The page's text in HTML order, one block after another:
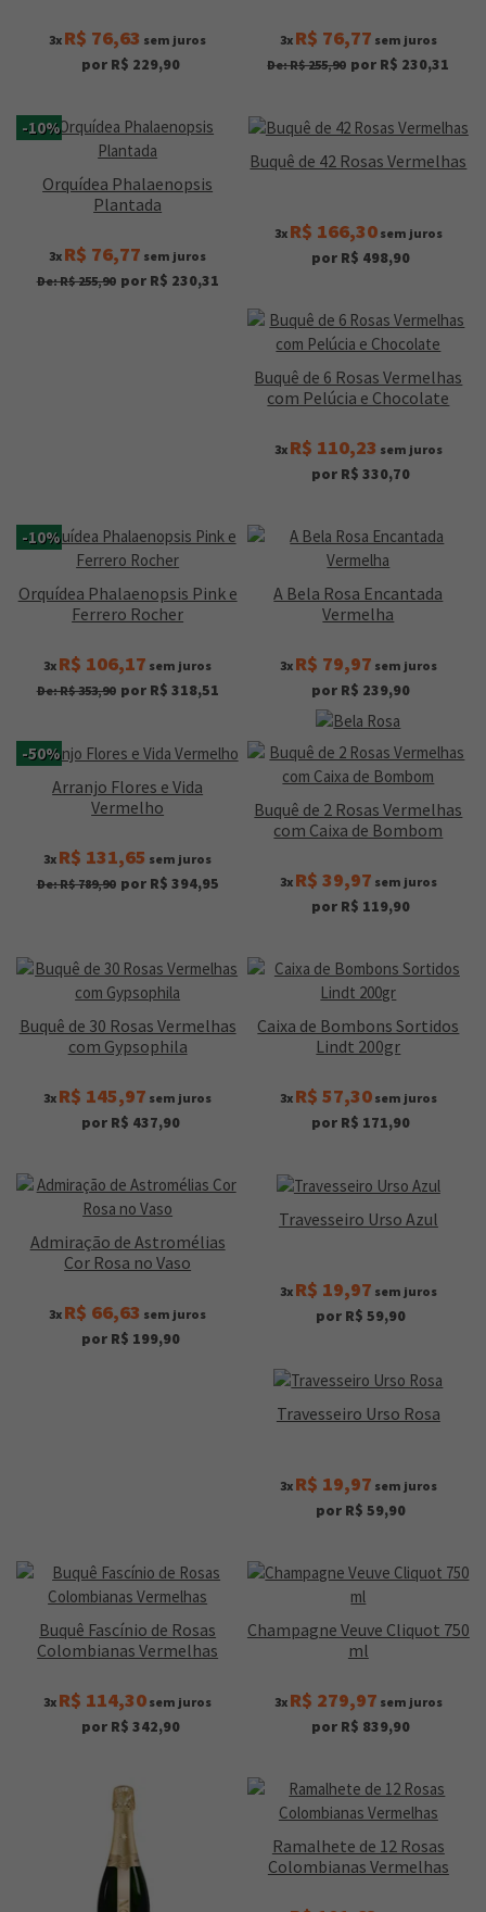
3x R$ 76,63 sem juros
por R$ 229,90
3x R$ 76,77 sem juros
De: R$ 255,90 por R$ 230,31
-10%
Orquídea Phalaenopsis
Plantada
3x R$ 76,77 sem juros
De: R$ 255,90 por R$ 230,31
Buquê de 42 Rosas Vermelhas
3x R$ 166,30sem juros
por R$ 498,90
Buquê de 6 Rosas Vermelhas
com Pelúcia e Chocolate
3x R$ 110,23 sem juros
por R$ 330,70
-10%
Orquídea Phalaenopsis Pink e
Ferrero Rocher
3x R$ 106,17 sem juros
De: R$ 353,90 por R$ 318,51
A Bela Rosa Encantada
Vermelha
3x R$ 79,97 sem juros
por R$ 239,90
-50%
Arranjo Flores e Vida
Vermelho
3x R$ 131,65 sem juros
De: R$ 789,90 por R$ 394,95
Buquê de 2 Rosas Vermelhas
com Caixa de Bombom
3x R$ 39,97 sem juros
por R$ 119,90
Buquê de 30 Rosas Vermelhas
com Gypsophila
3x R$ 145,97 sem juros
por R$ 437,90
Caixa de Bombons Sortidos
Lindt 200gr
3x R$ 57,30sem juros
por R$ 171,90
Admiração de Astromélias
Cor Rosa no Vaso
3x R$ 66,63 sem juros
por R$ 199,90
Travesseiro Urso Azul
3x R$ 19,97 sem juros
por R$ 59,90
Travesseiro Urso Rosa
3x R$ 19,97 sem juros
por R$ 59,90
Buquê Fascínio de Rosas
Colombianas Vermelhas
3x R$ 114,30 sem juros
por R$ 342,90
Champagne Veuve Cliquot 750
ml
3x R$ 279,97 sem juros
por R$ 839,90
Ramalhete de 12 Rosas
Colombianas Vermelhas